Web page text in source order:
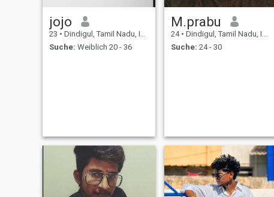
jojo
23 • Dindigul, Tamil Nadu, Indien
Suche: Weiblich 20 - 36
M.prabu
24 • Dindigul, Tamil Nadu, Indien
Suche: 24 - 30